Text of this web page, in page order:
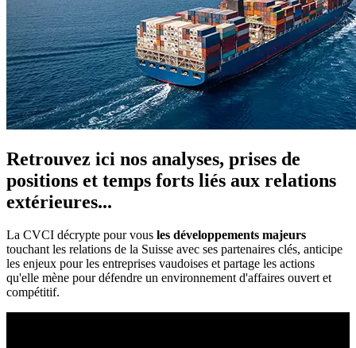
Retrouvez ici nos analyses, prises de
positions et temps forts liés aux relations
extérieures...
La CVCI décrypte pour vous les développements majeurs
touchant les relations de la Suisse avec ses partenaires clés, anticipe
les enjeux pour les entreprises vaudoises et partage les actions
qu'elle mène pour défendre un environnement d'affaires ouvert et
compétitif.